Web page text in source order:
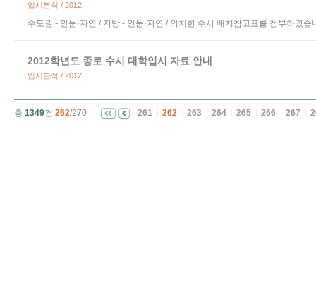
입시분석 / 2012
수도권 - 인문·자연 / 지방 - 인문·자연 / 의치한 수시 배치참고표를 첨부하였습
2012학년도 종로 수시 대학입시 자료 안내
입시분석 / 2012
총 1349건 262/270 261 262 263 264 265 266 267